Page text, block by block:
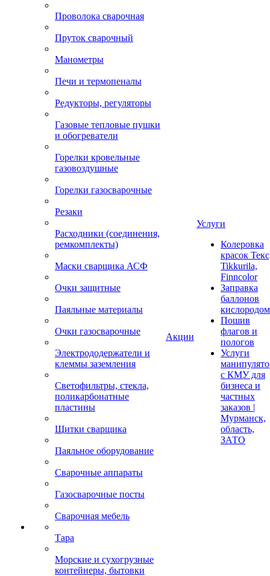
Проволока сварочная
Пруток сварочный
Манометры
Печи и термопеналы
Редукторы, регуляторы
Газовые тепловые пушки
и обогреватели
Горелки кровельные
газовоздушные
Горелки газосварочные
Резаки
Расходники (соединения,
ремкомплекты)
Маски сварщика АСФ
Очки защитные
Паяльные материалы
Очки газосварочные
Электрододержатели и
клеммы заземления
Светофильтры, стекла,
поликарбонатные
пластины
Щитки сварщика
Паяльное оборудование
Сварочные аппараты
Газосварочные посты
Сварочная мебель
Тара
Морские и сухогрузные
контейнеры, бытовки
Акции
Услуги
Колеровка
красок
Tikkurila,
Finncolor
Заправка
баллонов
кислородом
Пошив
флагов и
пологов
Услуги
с КМУ для
бизнеса и
частных
заказов |
Мурманск,
область,
ЗАТО